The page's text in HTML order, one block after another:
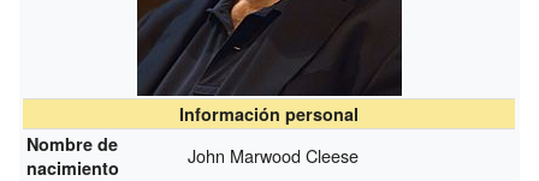
Información personal
Nombre de
nacimiento
John Marwood Cleese